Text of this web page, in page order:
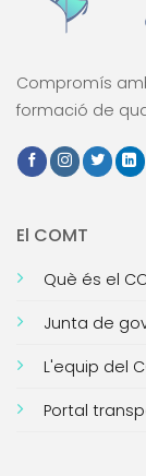
Compromís
formació de
El COMT
Què és el
Junta de
L'equip del
Portal